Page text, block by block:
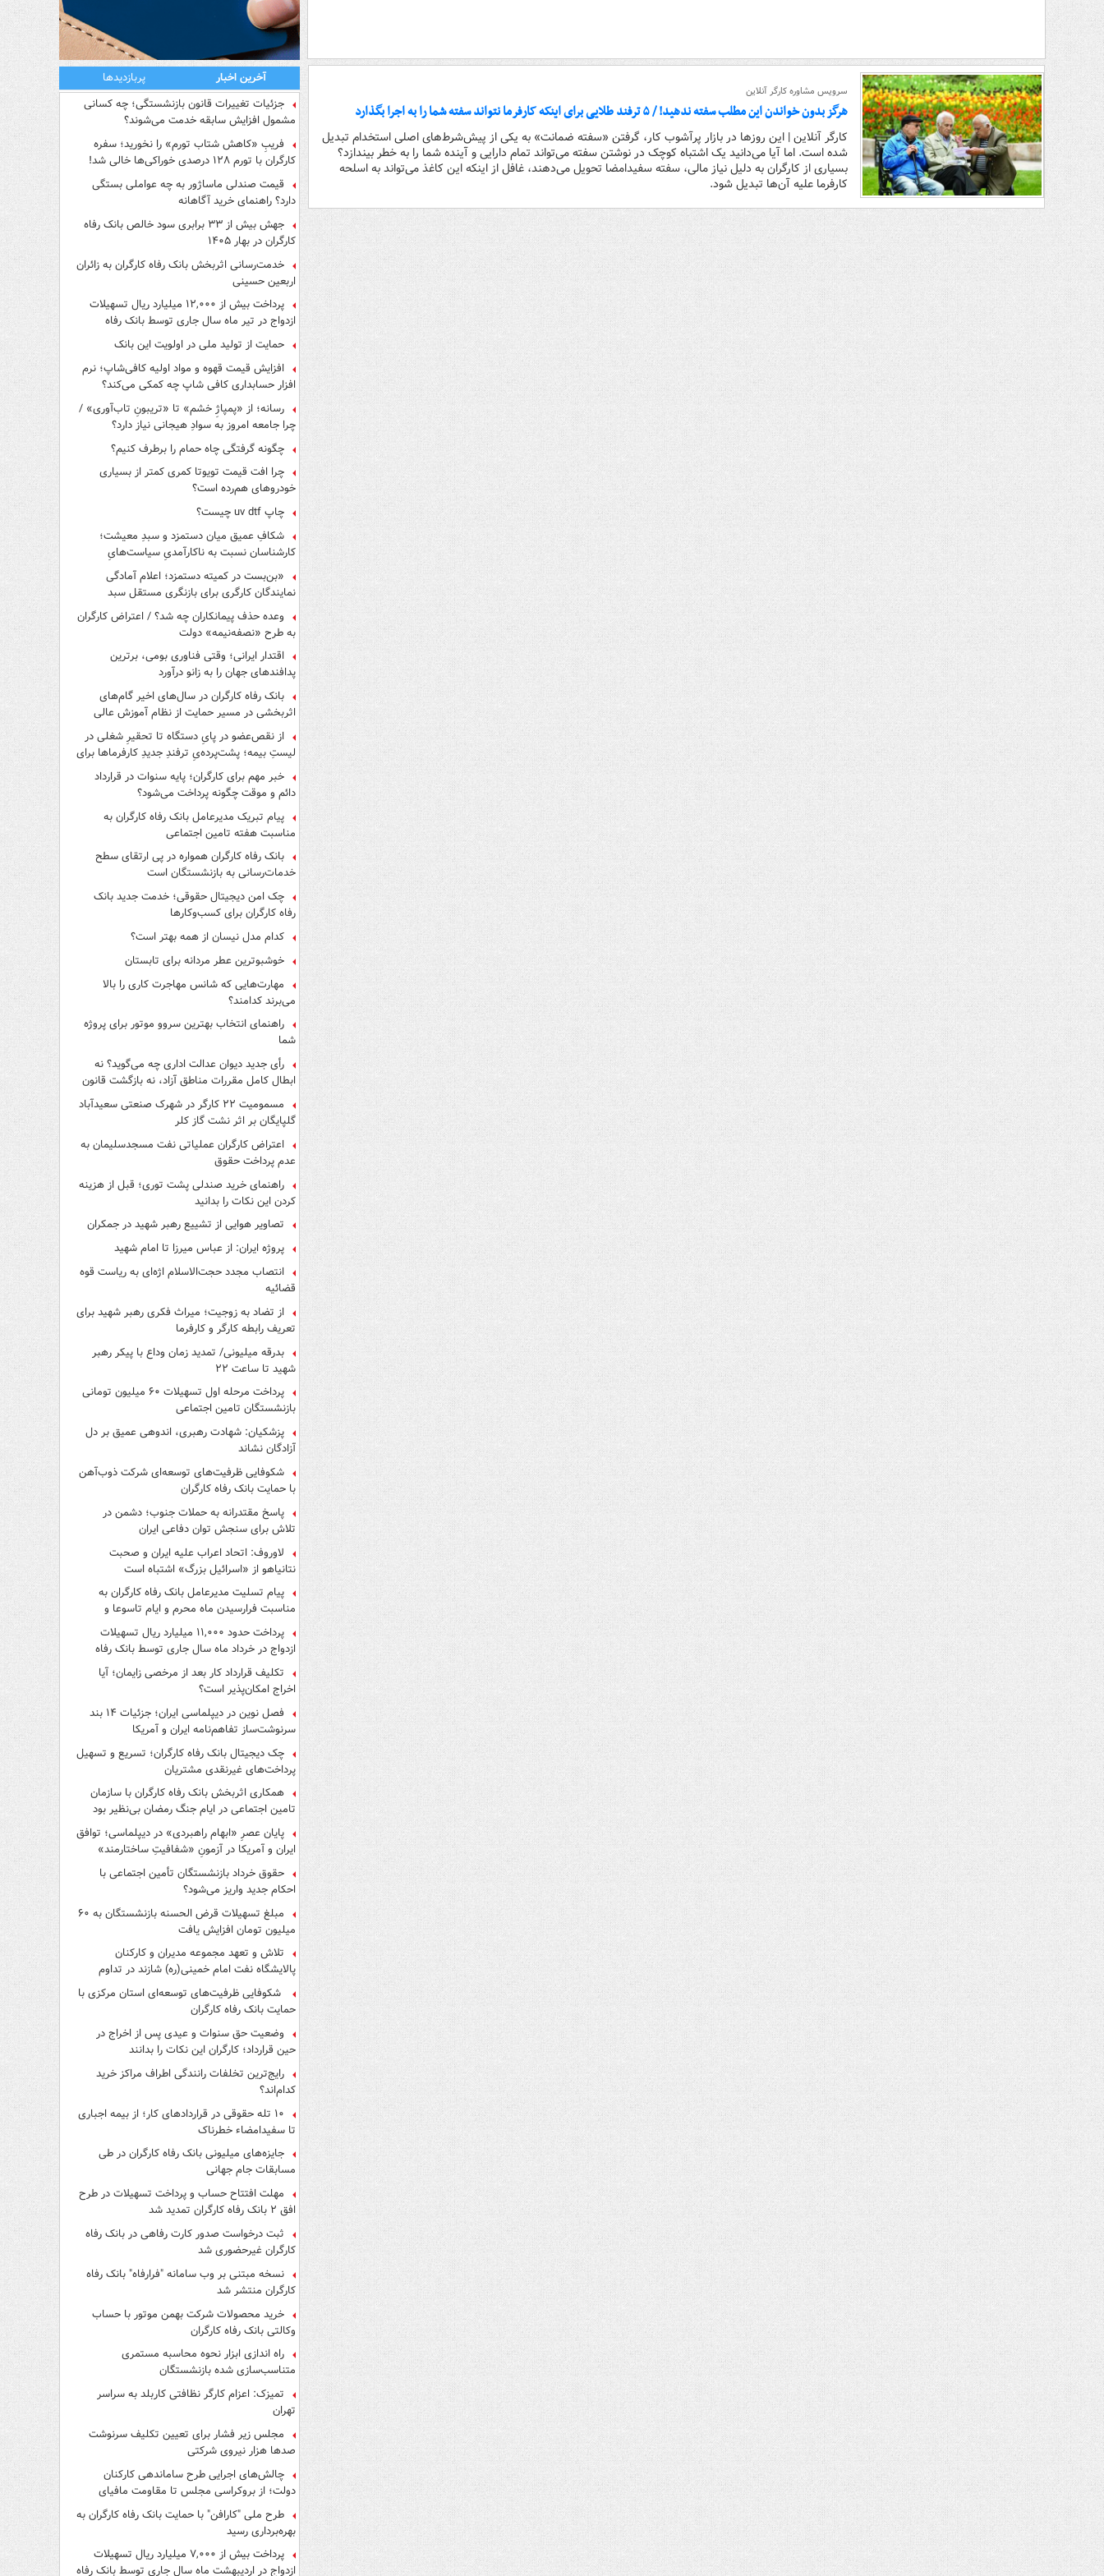
سرویس مشاوره کارگر آنلاین
هرگز بدون خواندن این مطلب سفته ندهید! / ۵ ترفند طلایی برای اینکه کارفرما نتواند سفته شما را به اجرا بگذارد
کارگر آنلاین | این روزها در بازار پرآشوب کار، گرفتن «سفته ضمانت» به یکی از پیش‌شرط‌های اصلی استخدام تبدیل
شده است. اما آیا می‌دانید یک اشتباه کوچک در نوشتن سفته می‌تواند تمام دارایی و آینده شما را به خطر بیندازد؟
بسیاری از کارگران به دلیل نیاز مالی، سفته سفیدامضا تحویل می‌دهند، غافل از اینکه این کاغذ می‌تواند به اسلحه
کارفرما علیه آن‌ها تبدیل شود.
آخرین اخبار
پربازدیدها
جزئیات تغییرات قانون بازنشستگی؛ چه کسانی
مشمول افزایش سابقه خدمت می‌شوند؟
فریبِ «کاهش شتاب تورم» را نخورید؛ سفره
کارگران با تورم ۱۲۸ درصدی خوراکی‌ها خالی شد!
قیمت صندلی ماساژور به چه عواملی بستگی
دارد؟ راهنمای خرید آگاهانه
جهش بیش از ۳۳ برابری سود خالص بانک رفاه
کارگران در بهار ۱۴۰۵
خدمت‌رسانی اثربخش بانک رفاه کارگران به زائران
اربعین حسینی
پرداخت بیش از ۱۲,۰۰۰ میلیارد ریال تسهیلات
ازدواج در تیر ماه سال جاری توسط بانک رفاه
کارگران
حمایت از تولید ملی در اولویت این بانک
افزایش قیمت قهوه و مواد اولیه کافی‌شاپ؛ نرم
افزار حسابداری کافی شاپ چه کمکی می‌کند؟
رسانه؛ از «پمپاژِ خشم» تا «تریبونِ تاب‌آوری» /
چرا جامعه امروز به سوادِ هیجانی نیاز دارد؟
چگونه گرفتگی چاه حمام را برطرف کنیم؟
چرا افت قیمت تویوتا کمری کمتر از بسیاری
خودروهای هم‌رده است؟
چاپ uv dtf چیست؟
شکافِ عمیق میان دستمزد و سبدِ معیشت؛
کارشناسان نسبت به ناکارآمدیِ سیاست‌هایِ
حمایتی هشدار دادند
«بن‌بست در کمیته دستمزد؛ اعلام آمادگی
نمایندگان کارگری برای بازنگری مستقل سبد
وعده حذف پیمانکاران چه شد؟ / اعتراض کارگران
به طرح «نصفه‌نیمه» دولت
اقتدار ایرانی؛ وقتی فناوری بومی، برترین
پدافندهای جهان را به زانو درآورد
بانک رفاه کارگران در سال‌های اخیر گام‌های
اثربخشی در مسیر حمایت از نظام آموزش عالی
برداشته است
از نقص‌عضو در پایِ دستگاه تا تحقیرِ شغلی در
لیستِ بیمه؛ پشت‌پرده‌یِ ترفندِ جدیدِ کارفرماها برای
فرار از قانون چیست؟
خبر مهم برای کارگران؛ پایه سنوات در قرارداد
دائم و موقت چگونه پرداخت می‌شود؟
پیام تبریک مدیرعامل بانک رفاه کارگران به
مناسبت هفته تامین اجتماعی
بانک رفاه کارگران همواره در پی ارتقای سطح
خدمات‌رسانی به بازنشستگان است
چک امن دیجیتال حقوقی؛ خدمت جدید بانک
رفاه کارگران برای کسب‌وکارها
کدام مدل نیسان از همه بهتر است؟
خوشبوترین عطر مردانه برای تابستان
مهارت‌هایی که شانس مهاجرت کاری را بالا
می‌برند کدامند؟
راهنمای انتخاب بهترین سروو موتور برای پروژه
شما
رأی جدید دیوان عدالت اداری چه می‌گوید؟ نه
ابطال کامل مقررات مناطق آزاد، نه بازگشت قانون
مسمومیت ۲۲ کارگر در شهرک صنعتی سعیدآباد
گلپایگان بر اثر نشت گاز کلر
اعتراض کارگران عملیاتی نفت مسجدسلیمان به
عدم پرداخت حقوق
راهنمای خرید صندلی پشت توری؛ قبل از هزینه
کردن این نکات را بدانید
تصاویر هوایی از تشییع رهبر شهید در جمکران
پروژه ایران: از عباس میرزا تا امام شهید
انتصاب مجدد حجت‌الاسلام اژه‌ای به ریاست قوه‌
قضائیه
از تضاد به زوجیت؛ میراث فکری رهبر شهید برای
تعریف رابطه کارگر و کارفرما
بدرقه میلیونی/ تمدید زمان وداع با پیکر رهبر
شهید تا ساعت ۲۲
پرداخت مرحله اول تسهیلات ۶۰ میلیون تومانی
بازنشستگان تامین اجتماعی
پزشکیان: شهادت رهبری، اندوهی عمیق بر دل
آزادگان نشاند
شکوفایی ظرفیت‌های توسعه‌ای شرکت ذوب‌آهن
با حمایت‌ بانک رفاه کارگران
پاسخ مقتدرانه به حملات جنوب؛ دشمن در
تلاش برای سنجش توان دفاعی ایران
لاوروف: اتحاد اعراب علیه ایران و صحبت
نتانیاهو از «اسرائیل بزرگ» اشتباه است
پیام تسلیت مدیرعامل بانک رفاه کارگران به
مناسبت فرارسیدن ماه محرم و ایام تاسوعا و
عاشورای حسینی
پرداخت حدود ۱۱,۰۰۰ میلیارد ریال تسهیلات
ازدواج در خرداد ماه سال جاری توسط بانک رفاه
کارگران
تکلیف قرارداد کار بعد از مرخصی زایمان؛ آیا
اخراج امکان‌پذیر است؟
فصل نوین در دیپلماسی ایران؛ جزئیات ۱۴ بند
سرنوشت‌ساز تفاهم‌نامه ایران و آمریکا
چک دیجیتال بانک رفاه کارگران؛ تسریع و تسهیل
پرداخت‌های غیرنقدی مشتریان
همکاری اثربخش بانک رفاه کارگران با سازمان
تامین اجتماعی در ایام جنگ رمضان بی‌نظیر بود
پایان عصرِ «ابهام راهبردی» در دیپلماسی؛ توافق
ایران و آمریکا در آزمونِ «شفافیتِ ساختارمند»
حقوق خرداد بازنشستگان تأمین اجتماعی با
احکام جدید واریز می‌شود؟
مبلغ تسهیلات قرض الحسنه بازنشستگان به ۶۰
میلیون تومان افزایش یافت
تلاش و تعهد مجموعه مدیران و کارکنان
پالایشگاه نفت امام خمینی(ره) شازند در تداوم
تولید در ایام جنگ رمضان، شایسته قدردانی است
شکوفایی ظرفیت‌های توسعه‌ای استان مرکزی با
حمایت بانک رفاه کارگران
وضعیت حق سنوات و عیدی پس از اخراج در
حین قرارداد؛ کارگران این نکات را بدانند
رایج‌ترین تخلفات رانندگی اطراف مراکز خرید
کدام‌اند؟
۱۰ تله حقوقی در قراردادهای کار؛ از بیمه اجباری
تا سفیدامضاء خطرناک
جایزه‌های میلیونی بانک رفاه کارگران در طی
مسابقات جام جهانی
مهلت افتتاح حساب و پرداخت تسهیلات در طرح
افق ۲ بانک رفاه کارگران تمدید شد
ثبت درخواست صدور کارت رفاهی در بانک رفاه
کارگران غیرحضوری شد
نسخه مبتنی بر وب سامانه "فرارفاه" بانک رفاه
کارگران منتشر شد
خرید محصولات شرکت بهمن موتور با حساب
وکالتی بانک رفاه کارگران
راه اندازی ابزار نحوه محاسبه مستمری
متناسب‌سازی شده بازنشستگان
تمیزک: اعزام کارگر نظافتی کاربلد به سراسر
تهران
مجلس زیر فشار برای تعیین تکلیف سرنوشت
صدها هزار نیروی شرکتی
چالش‌های اجرایی طرح ساماندهی کارکنان
دولت؛ از بروکراسی مجلس تا مقاومت مافیای
واسطه‌گری
طرح ملی "کارافن" با حمایت بانک رفاه کارگران به
بهره‌برداری رسید
پرداخت بیش از ۷,۰۰۰ میلیارد ریال تسهیلات
ازدواج در اردیبهشت ماه سال جاری توسط بانک رفاه